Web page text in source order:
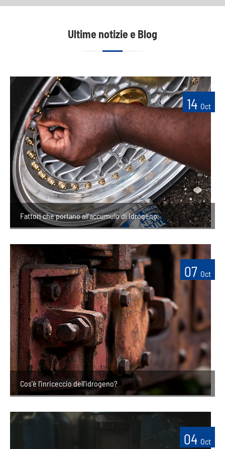
Ultime notizie e Blog
14 Oct
Fattori che portano all'accumulo di idrogeno
07 Oct
Cos'è l'inriceccio dell'idrogeno?
04 Oct